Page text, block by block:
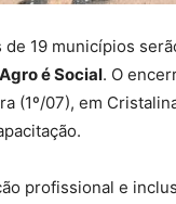
19 municípios
Agro é Social. O
(1º/07), em
profissional e